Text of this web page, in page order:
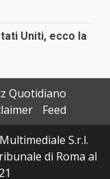
Uniti, ecco la
Quotidiano
Feed
S.r.l.
di Roma al